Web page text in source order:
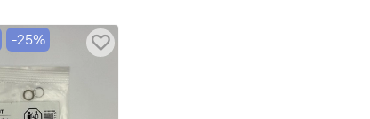
НЕИСПРАВНЫЕ ФОРСУНКИ!!!
-25%